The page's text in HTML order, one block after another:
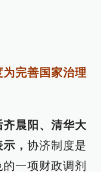
为完善国家治理
晨阳、清华大
示，协济制度是
一项财政调剂